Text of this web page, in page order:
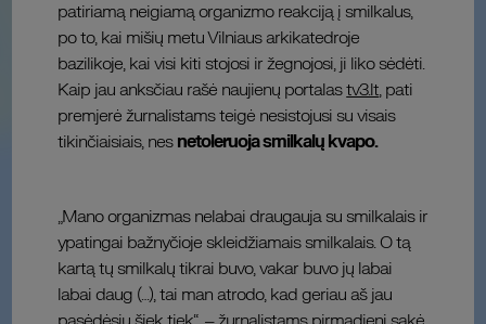
patiriamą neigiamą organizmo reakciją į smilkalus,
po to, kai mišių metu Vilniaus arkikatedroje
bazilikoje, kai visi kiti stojosi ir žegnojosi, ji liko sėdėti.
Kaip jau anksčiau rašė naujienų portalastv3.lt, pati
premjerė žurnalistams teigė nesistojusi su visais
tikinčiaisiais, nes netoleruoja smilkalų kvapo.
„Mano organizmas nelabai draugauja su smilkalais ir
ypatingai bažnyčioje skleidžiamais smilkalais. O tą
kartą tų smilkalų tikrai buvo, vakar buvo jų labai
labai daug (…), tai man atrodo, kad geriau aš jau